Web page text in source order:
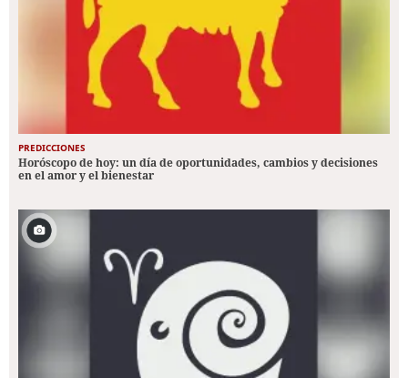
PREDICCIONES
Horóscopo de hoy: un día de oportunidades, cambios y decisiones
en el amor y el bienestar